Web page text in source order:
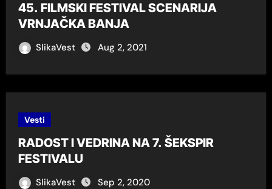
45. FILMSKI FESTIVAL SCENARIJA
VRNJAČKA BANJA
SlikaVest Aug 2, 2021
Vesti
RADOST I VEDRINA NA 7. ŠEKSPIR
FESTIVALU
SlikaVest Sep 2, 2020